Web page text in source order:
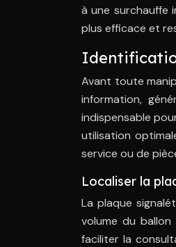
à une surchauffe
plus efficace et
Avant toute
information,
indispensable
utilisation
service ou de
Localiser la
La plaque
volume du
faciliter la